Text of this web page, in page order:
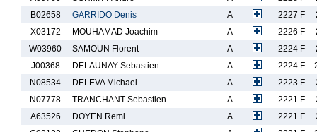
B02658
GARRIDO Denis A 2227 F
X03172
MOUHAMAD Joachim A 2226 F
W03960
SAMOUN Florent A 2224 F
J00368
DELAUNAY Sebastien A 2224 F
N08534
DELEVA Michael A 2223 F
N07778
TRANCHANT Sebastien A 2221 F
A63526
DOYEN Remi A 2221 F